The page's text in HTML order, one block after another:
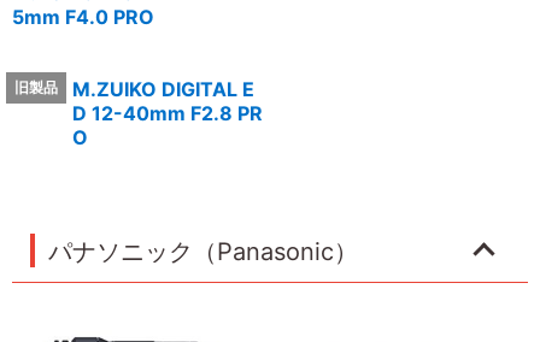
5mm F4.0 PRO
M.ZUIKO DIGITAL E
D 12-40mm F2.8 PR
O
パナソニック（Panasonic）